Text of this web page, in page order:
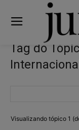
Tag do
Visualizando tópico 1